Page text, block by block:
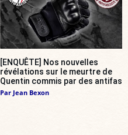
[ENQUÊTE] Nos nouvelles
révélations sur le meurtre de
Quentin commis par des antifas
Par Jean Bexon